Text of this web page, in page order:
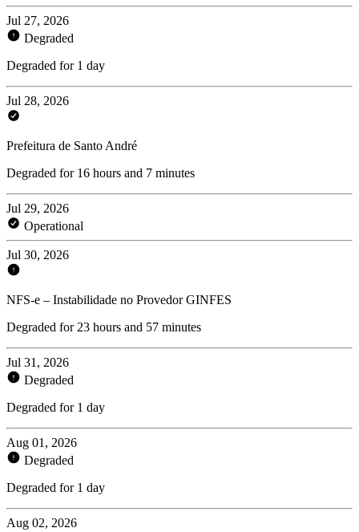
Jul 27, 2026
Degraded
Degraded for 1 day
Jul 28, 2026
Prefeitura de Santo André
Degraded for 16 hours and 7 minutes
Jul 29, 2026
Operational
Jul 30, 2026
NFS-e – Instabilidade no Provedor GINFES
Degraded for 23 hours and 57 minutes
Jul 31, 2026
Degraded
Degraded for 1 day
Aug 01, 2026
Degraded
Degraded for 1 day
Aug 02, 2026